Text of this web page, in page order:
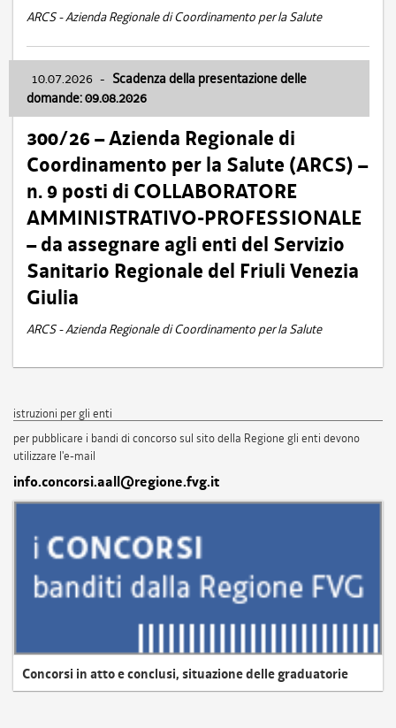
ARCS - Azienda Regionale di Coordinamento per la Salute
10.07.2026 - Scadenza della presentazione delle
domande: 09.08.2026
300/26 – Azienda Regionale di
Coordinamento per la Salute (ARCS) –
n. 9 posti di COLLABORATORE
AMMINISTRATIVO-PROFESSIONALE
– da assegnare agli enti del Servizio
Sanitario Regionale del Friuli Venezia
Giulia
ARCS - Azienda Regionale di Coordinamento per la Salute
istruzioni per gli enti
per pubblicare i bandi di concorso sul sito della Regione gli enti devono
utilizzare l'e-mail
info.concorsi.aall@regione.fvg.it
Concorsi in atto e conclusi, situazione delle graduatorie